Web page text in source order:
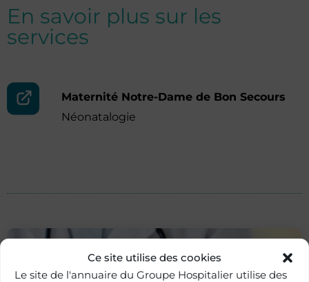
Ce site utilise des cookies
Le site de l'annuaire du Groupe Hospitalier utilise des
En savoir plus sur les
services
Maternité Notre-Dame de Bon Secours
Néonatalogie